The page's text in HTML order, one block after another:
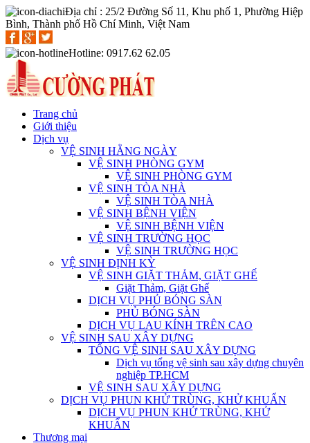
Địa chỉ : 25/2 Đường Số 11, Khu phố 1, Phường Hiệp
Bình, Thành phố Hồ Chí Minh, Việt Nam
Hotline: 0917.62 62.05
Trang chủ
Giới thiệu
Dịch vụ
VỆ SINH HẰNG NGÀY
VỆ SINH PHÒNG GYM
VỆ SINH PHÒNG GYM
VỆ SINH TÒA NHÀ
VỆ SINH TÒA NHÀ
VỆ SINH BỆNH VIỆN
VỆ SINH BỆNH VIỆN
VỆ SINH TRƯỜNG HỌC
VỆ SINH TRƯỜNG HỌC
VỆ SINH ĐỊNH KỲ
VỆ SINH GIẶT THẢM, GIẶT GHẾ
Giặt Thảm, Giặt Ghế
DỊCH VỤ PHỦ BÓNG SÀN
PHỦ BÓNG SÀN
DỊCH VỤ LAU KÍNH TRÊN CAO
VỆ SINH SAU XÂY DỰNG
TỔNG VỆ SINH SAU XÂY DỰNG
Dịch vụ tổng vệ sinh sau xây dựng chuyên
nghiệp TP.HCM
VỆ SINH SAU XÂY DỰNG
DỊCH VỤ PHUN KHỬ TRÙNG, KHỬ KHUẨN
DỊCH VỤ PHUN KHỬ TRÙNG, KHỬ
KHUẨN
Thương mại